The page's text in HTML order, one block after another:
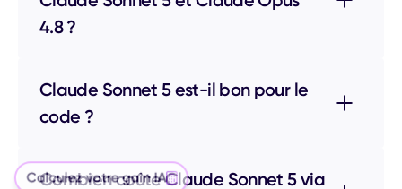
4.8 ?
Claude Sonnet 5 est-il bon pour le
code ?
Combien coûte Claude Sonnet 5 via
Calculez votre gain IA